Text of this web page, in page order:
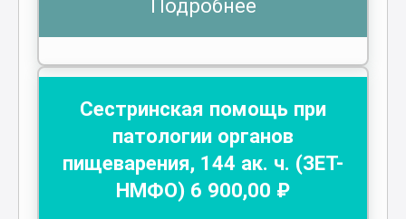
Подробнее
Сестринская помощь при
патологии органов
пищеварения, 144 ак. ч. (ЗЕТ-
НМФО) 6 900,00 ₽